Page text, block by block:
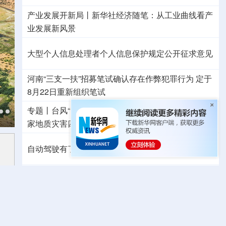
产业发展开新局丨 新华社经济随笔：从工业曲线看产
业发展新风景
大型个人信息处理者个人信息保护规定公开征求意见
河南“三支一扶”招募笔试确认存在作弊犯罪行为 定于
8月22日重新组织笔试
专题丨 台风“白海豚”预计在浙闽沿海登陆两地启动国
家地质灾害四级响应 6省市启动洪水防御Ⅳ级响应
自动驾驶有了安全准入基线 从这些方面读懂新国标